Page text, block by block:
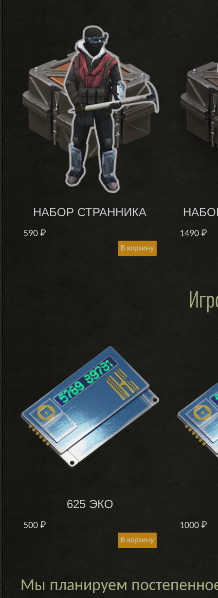
НАБОР СТРАННИКА
590 ₽
В корзину
1490₽
625 ЭКО
500 ₽
В корзину
1000₽
Мы планируем